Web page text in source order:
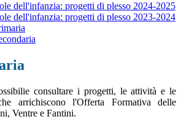
dell'infanzia: progetti di plesso 2024-2025
dell'infanzia: progetti di plesso 2023-2024
consultare i progetti, le attività e le
arrichiscono l'Offerta Formativa delle
Ventre e Fantini.